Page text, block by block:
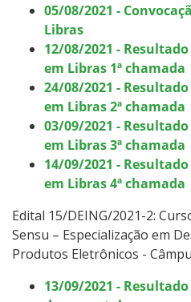
05/08/2021 -
Libras
12/08/2021 -
em Libras 1ª chamada
24/08/2021 -
em Libras 2ª chamada
03/09/2021 -
em Libras 3ª chamada
14/09/2021 -
em Libras 4ª chamada
Edital 15/DEING/2021-2:
Sensu – Especialização em
Produtos Eletrônicos -
13/09/2021 -